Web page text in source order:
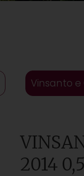
Vinsanto
2014